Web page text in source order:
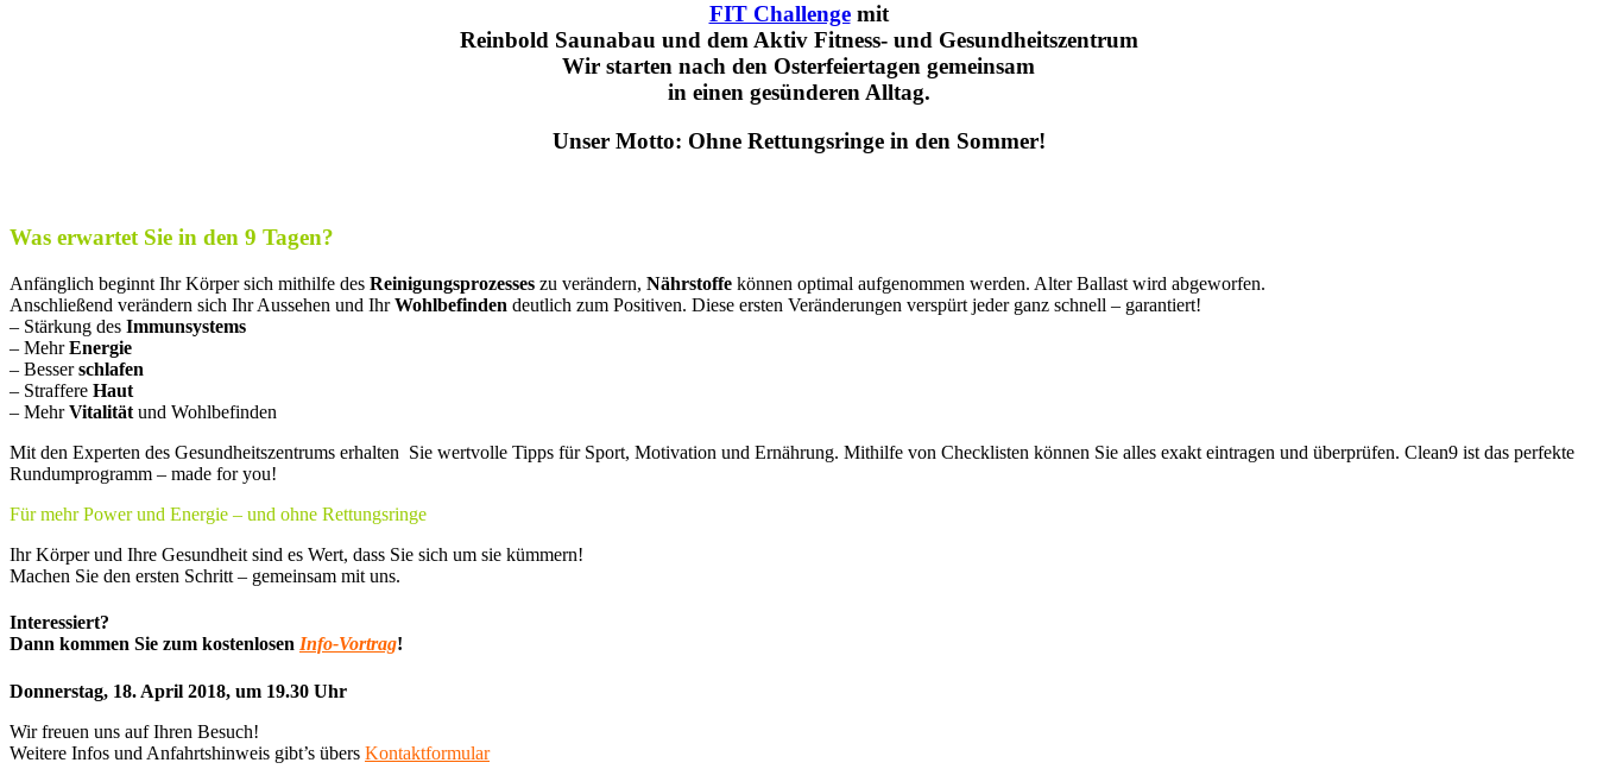
FIT Challengemit
Reinbold Saunabau und dem Aktiv Fitness- und Gesundheitszentrum
Wir starten nach den Osterfeiertagen gemeinsam
in einen gesünderen Alltag.
Unser Motto: Ohne Rettungsringe in den Sommer!
Was erwartet Sie in den 9 Tagen?
Anfänglich beginnt Ihr Körper sich mithilfe des Reinigungsprozesses zu verändern, Nährstoffe können optimal aufgenommen werden. Alter Ballast wird abgeworfen.
Anschließend verändern sich Ihr Aussehen und IhrWohlbefinden deutlich zum Positiven. Diese ersten Veränderungen verspürt jeder ganz schnell – garantiert!
– Stärkung des Immunsystems
– MehrEnergie
– Besserschlafen
– Straffere Haut
– MehrVitalität und Wohlbefinden
Mit den Experten des Gesundheitszentrums erhalten Sie wertvolle Tipps für Sport, Motivation und Ernährung. Mithilfe von Checklisten können Sie alles exakt eintragen und überprüfen. Clean9 ist das perfekte
Rundumprogramm – made for you!
Für mehr Power und Energie – und ohne Rettungsringe
Ihr Körper und Ihre Gesundheit sind es Wert, dass Sie sich um sie kümmern!
Machen Sie den ersten Schritt – gemeinsam mit uns.
Interessiert?
Dann kommen Sie zum kostenlosen Info-Vortrag!
Donnerstag, 18. April 2018, um 19.30 Uhr
Wir freuen uns auf Ihren Besuch!
Weitere Infos und Anfahrtshinweis gibt’s übers Kontaktformular